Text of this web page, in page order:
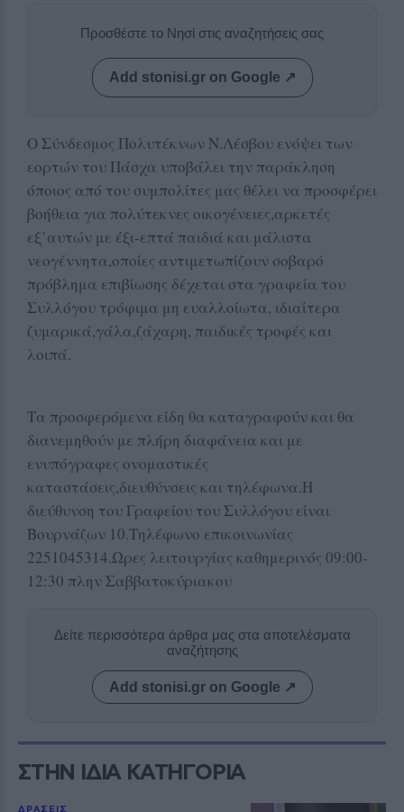
Προσθέστε το Νησί στις αναζητήσεις σας
Add stonisi.gr on Google ↗
Ο Σύνδεσμος Πολυτέκνων Ν.Λέσβου ενόψει των
εορτών του Πάσχα υποβάλει την παράκληση
όποιος από του συμπολίτες μας θέλει να προσφέρει
βοήθεια για πολύτεκνες οικογένειες,αρκετές
εξ’αυτών με έξι-επτά παιδιά και μάλιστα
νεογέννητα,οποίες αντιμετωπίζουν σοβαρό
πρόβλημα επιβίωσης δέχεται στα γραφεία του
Συλλόγου τρόφιμα μη ευαλλοίωτα, ιδιαίτερα
ζυμαρικά,γάλα,ζάχαρη, παιδικές τροφές και
λοιπά.
Τα προσφερόμενα είδη θα καταγραφούν και θα
διανεμηθούν με πλήρη διαφάνεια και με
ενυπόγραφες ονομαστικές
καταστάσεις,διευθύνσεις και τηλέφωνα.Η
διεύθυνση του Γραφείου του Συλλόγου είναι
Βουρνάζων 10.Τηλέφωνο επικοινωνίας
2251045314.Ωρες λειτουργίας καθημερινός 09:00-
12:30 πλην Σαββατοκύριακου
Δείτε περισσότερα άρθρα μας στα αποτελέσματα
αναζήτησης
Add stonisi.gr on Google ↗
ΣΤΗΝ ΙΔΙΑ ΚΑΤΗΓΟΡΙΑ
ΔΡΑΣΕΙΣ